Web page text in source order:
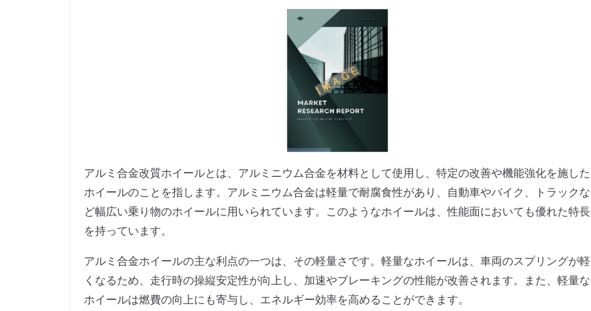
アルミ合金改質ホイールとは、アルミニウム合金を材料として使用し、特定の改善や機能強化を施した
ホイールのことを指します。アルミニウム合金は軽量で耐腐食性があり、自動車やバイク、トラックな
ど幅広い乗り物のホイールに用いられています。このようなホイールは、性能面においても優れた特長
を持っています。
アルミ合金ホイールの主な利点の一つは、その軽量さです。軽量なホイールは、車両のスプリングが軽
くなるため、走行時の操縦安定性が向上し、加速やブレーキングの性能が改善されます。また、軽量な
ホイールは燃費の向上にも寄与し、エネルギー効率を高めることができます。